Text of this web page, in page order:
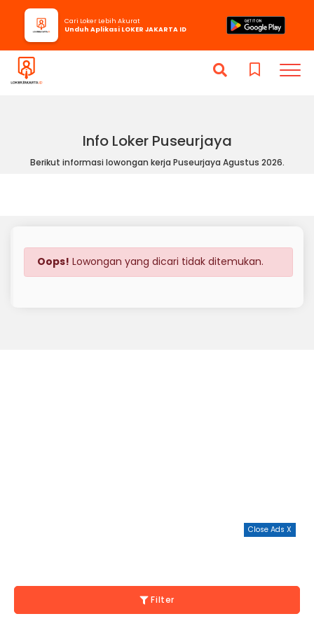
Info Loker Puseurjaya
Berikut informasi lowongan kerja Puseurjaya Agustus 2026.
Cari Loker Lebih Akurat
Unduh Aplikasi LOKER JAKARTA ID
Oops! Lowongan yang dicari tidak ditemukan.
Close Ads X
Filter